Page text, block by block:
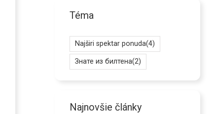
Téma
Najširi spektar ponuda(4)
Знате из билтена(2)
Najnovšie články